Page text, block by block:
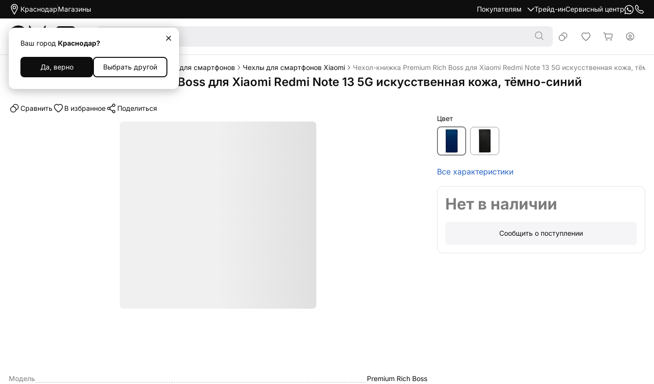
Краснодар
Ваш город Краснодар?
Да, верно Выбрать другой
Магазины Покупателям Трейд-инСервисный центр
Каталог Аксессуары Чехлы Чехлы для смартфонов Чехлы для смартфонов Xiaomi Чехол-книжка Premium Rich Boss для Xiaomi Redmi Note 13 5G искусственная кожа,
Чехол-книжка Premium Rich Boss для Xiaomi Redmi Note 13 5G искусственная кожа, тёмно-синий
Cравнить В избранное Поделиться
Модель
Premium Rich Boss
Цвет
Все характеристики
Нет в наличии
Сообщить о поступлении